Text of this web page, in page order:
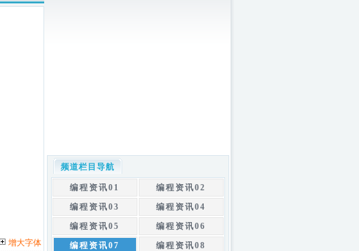
增大字体
频道栏目导航
编程资讯01
编程资讯02
编程资讯03
编程资讯04
编程资讯05
编程资讯06
编程资讯07
编程资讯08